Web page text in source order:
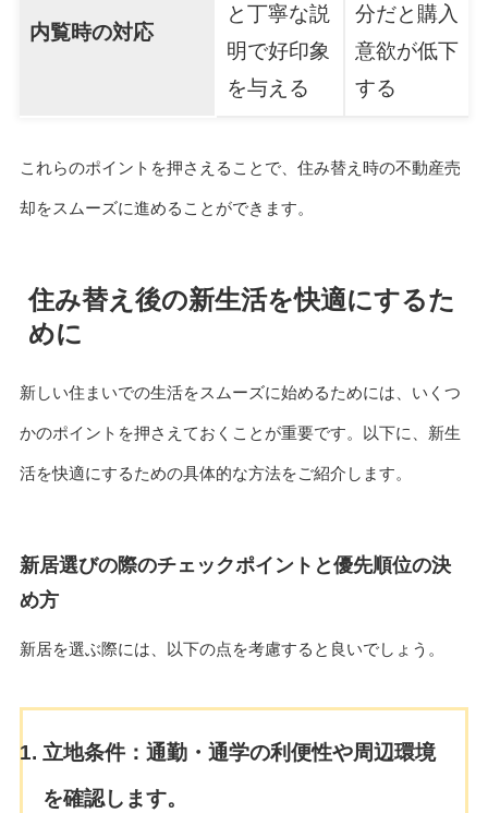
内覧時の対応
と丁寧な説
明で好印象
を与える
分だと購入
意欲が低下
する
これらのポイントを押さえることで、住み替え時の不動産売
却をスムーズに進めることができます。
住み替え後の新生活を快適にするた
めに
新しい住まいでの生活をスムーズに始めるためには、いくつ
かのポイントを押さえておくことが重要です。以下に、新生
活を快適にするための具体的な方法をご紹介します。
新居選びの際のチェックポイントと優先順位の決
め方
新居を選ぶ際には、以下の点を考慮すると良いでしょう。
立地条件： 通勤・通学の利便性や周辺環境
を確認します。